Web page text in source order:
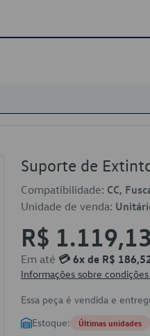
Suporte de
Compatibilidade: CC,
Unidade de venda:
R$ 1.119,13
Em até 💳 6x de R$
Informações sobre
Essa peça é vendida e
Estoque: Últimas unidades